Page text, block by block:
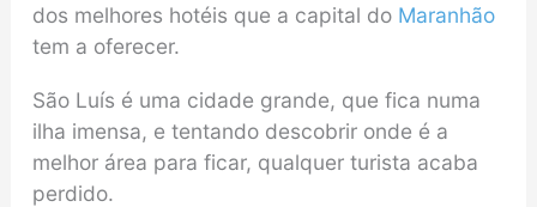
dos melhores hotéis que a capital do Maranhão
tem a oferecer.
São Luís é uma cidade grande, que fica numa
ilha imensa, e tentando descobrir onde é a
melhor área para ficar, qualquer turista acaba
perdido.